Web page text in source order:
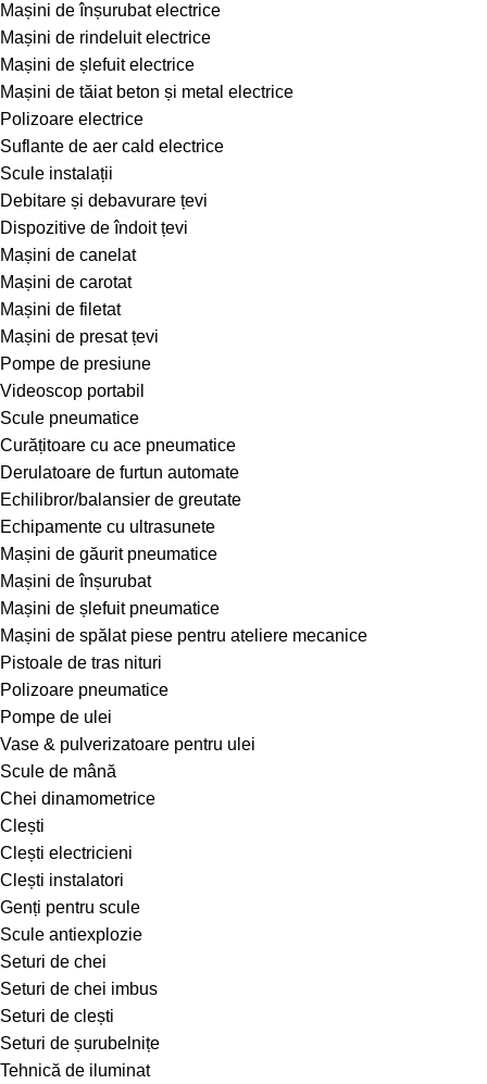
Mașini de înșurubat electrice
Mașini de rindeluit electrice
Mașini de șlefuit electrice
Mașini de tăiat beton și metal electrice
Polizoare electrice
Suflante de aer cald electrice
Scule instalații
Debitare și debavurare țevi
Dispozitive de îndoit țevi
Mașini de canelat
Mașini de carotat
Mașini de filetat
Mașini de presat țevi
Pompe de presiune
Videoscop portabil
Scule pneumatice
Curățitoare cu ace pneumatice
Derulatoare de furtun automate
Echilibror/balansier de greutate
Echipamente cu ultrasunete
Mașini de găurit pneumatice
Mașini de înșurubat
Mașini de șlefuit pneumatice
Mașini de spălat piese pentru ateliere mecanice
Pistoale de tras nituri
Polizoare pneumatice
Pompe de ulei
Vase & pulverizatoare pentru ulei
Scule de mână
Chei dinamometrice
Clești
Clești electricieni
Clești instalatori
Genți pentru scule
Scule antiexplozie
Seturi de chei
Seturi de chei imbus
Seturi de clești
Seturi de șurubelnițe
Tehnică de iluminat